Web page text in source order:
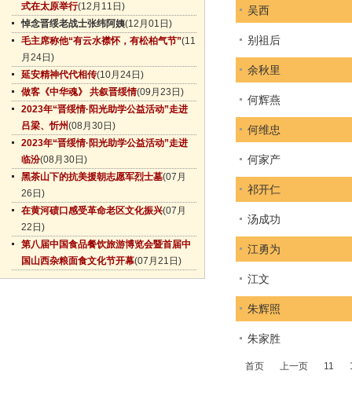
式在太原举行(12月11日)
悼念晋绥老战士张纬阿姨(12月01日)
毛主席称他“有云水襟怀，有松柏气节”(11
月24日)
延安精神代代相传(10月24日)
做客《中华魂》 共叙晋绥情(09月23日)
2023年“晋绥情·阳光助学公益活动”走进
吕梁、忻州(08月30日)
2023年“晋绥情·阳光助学公益活动”走进
临汾(08月30日)
黑茶山下的抗美援朝志愿军烈士墓(07月
26日)
在黄河碛口感受革命老区文化振兴(07月
22日)
第八届中国食品餐饮旅游博览会暨首届中
国山西杂粮面食文化节开幕(07月21日)
吴西
别祖后
余秋里
何辉燕
何维忠
何家产
祁开仁
汤成功
江勇为
江文
朱辉照
朱家胜
首页 上一页 11